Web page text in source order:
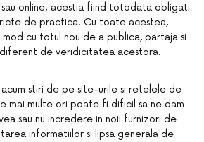
sau online; acestia fiind totodata obligati
de practica. Cu toate acestea,
mod cu totul nou de a publica, partaja si
de veridicitatea acestora.
stiri de pe site-urile si retelele de
mai multe ori poate fi dificil sa ne dam
sau nu incredere in noii furnizori de
informatiilor si lipsa generala de